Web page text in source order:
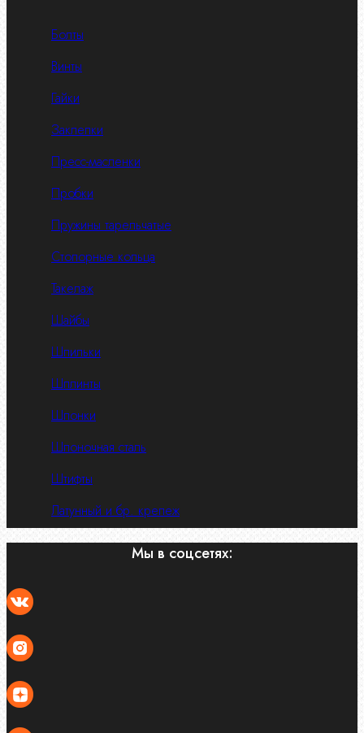
Болты
Винты
Гайки
Заклепки
Пресс-масленки
Пробки
Пружины тарельчатые
Стопорные кольца
Такелаж
Шайбы
Шпильки
Шплинты
Шпонки
Шпоночная сталь
Штифты
Латунный и бр. крепеж
Мы в соцсетях: